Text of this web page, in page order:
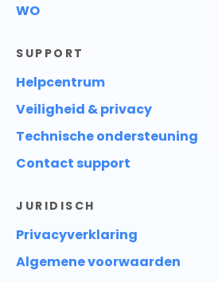
WO
SUPPORT
Helpcentrum
Veiligheid & privacy
Technische ondersteuning
Contact support
JURIDISCH
Privacyverklaring
Algemene voorwaarden